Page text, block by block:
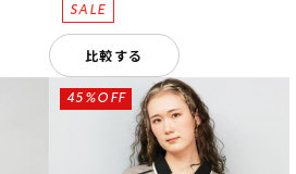
比較する
45%OFF